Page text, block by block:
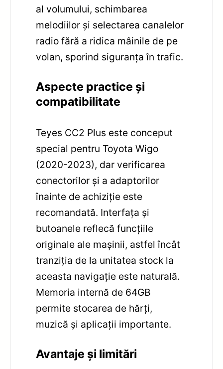
al volumului, schimbarea
melodiilor și selectarea canalelor
radio fără a ridica mâinile de pe
volan, sporind siguranța în trafic.
Aspecte practice și
compatibilitate
Teyes CC2 Plus este conceput
special pentru Toyota Wigo
(2020-2023), dar verificarea
conectorilor și a adaptorilor
înainte de achiziție este
recomandată. Interfața și
butoanele reflecă funcțiile
originale ale mașinii, astfel încât
tranziția de la unitatea stock la
aceasta navigație este naturală.
Memoria internă de 64GB
permite stocarea de hărți,
muzică și aplicații importante.
Avantaje și limitări